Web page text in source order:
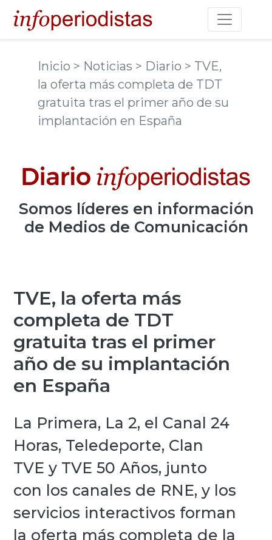
Toggle
Inicio > Noticias > Diario > TVE,
la oferta más completa de TDT
gratuita tras el primer año de su
implantación en España
Somos líderes en información
de Medios de Comunicación
TVE, la oferta más
completa de TDT
gratuita tras el primer
año de su implantación
en España
La Primera, La 2, el Canal 24
Horas, Teledeporte, Clan
TVE y TVE 50 Años, junto
con los canales de RNE, y los
servicios interactivos forman
la oferta más completa de la